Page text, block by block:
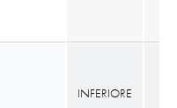
INFERIORE